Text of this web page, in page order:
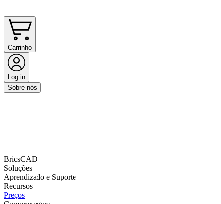
Carrinho
Log in
Sobre nós
BricsCAD
Soluções
Aprendizado e Suporte
Recursos
Preços